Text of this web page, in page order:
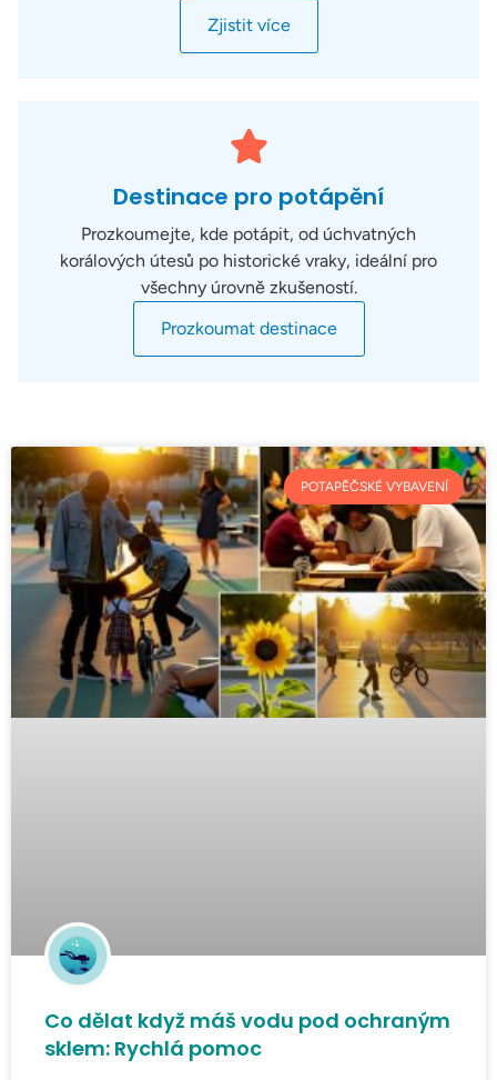
Zjistit více
Destinace pro potápění
Prozkoumejte, kde potápit, od úchvatných
korálových útesů po historické vraky, ideální pro
všechny úrovně zkušeností.
Prozkoumat destinace
POTAPĚČSKÉ VYBAVENÍ
Co dělat když máš vodu pod ochraným
sklem: Rychlá pomoc